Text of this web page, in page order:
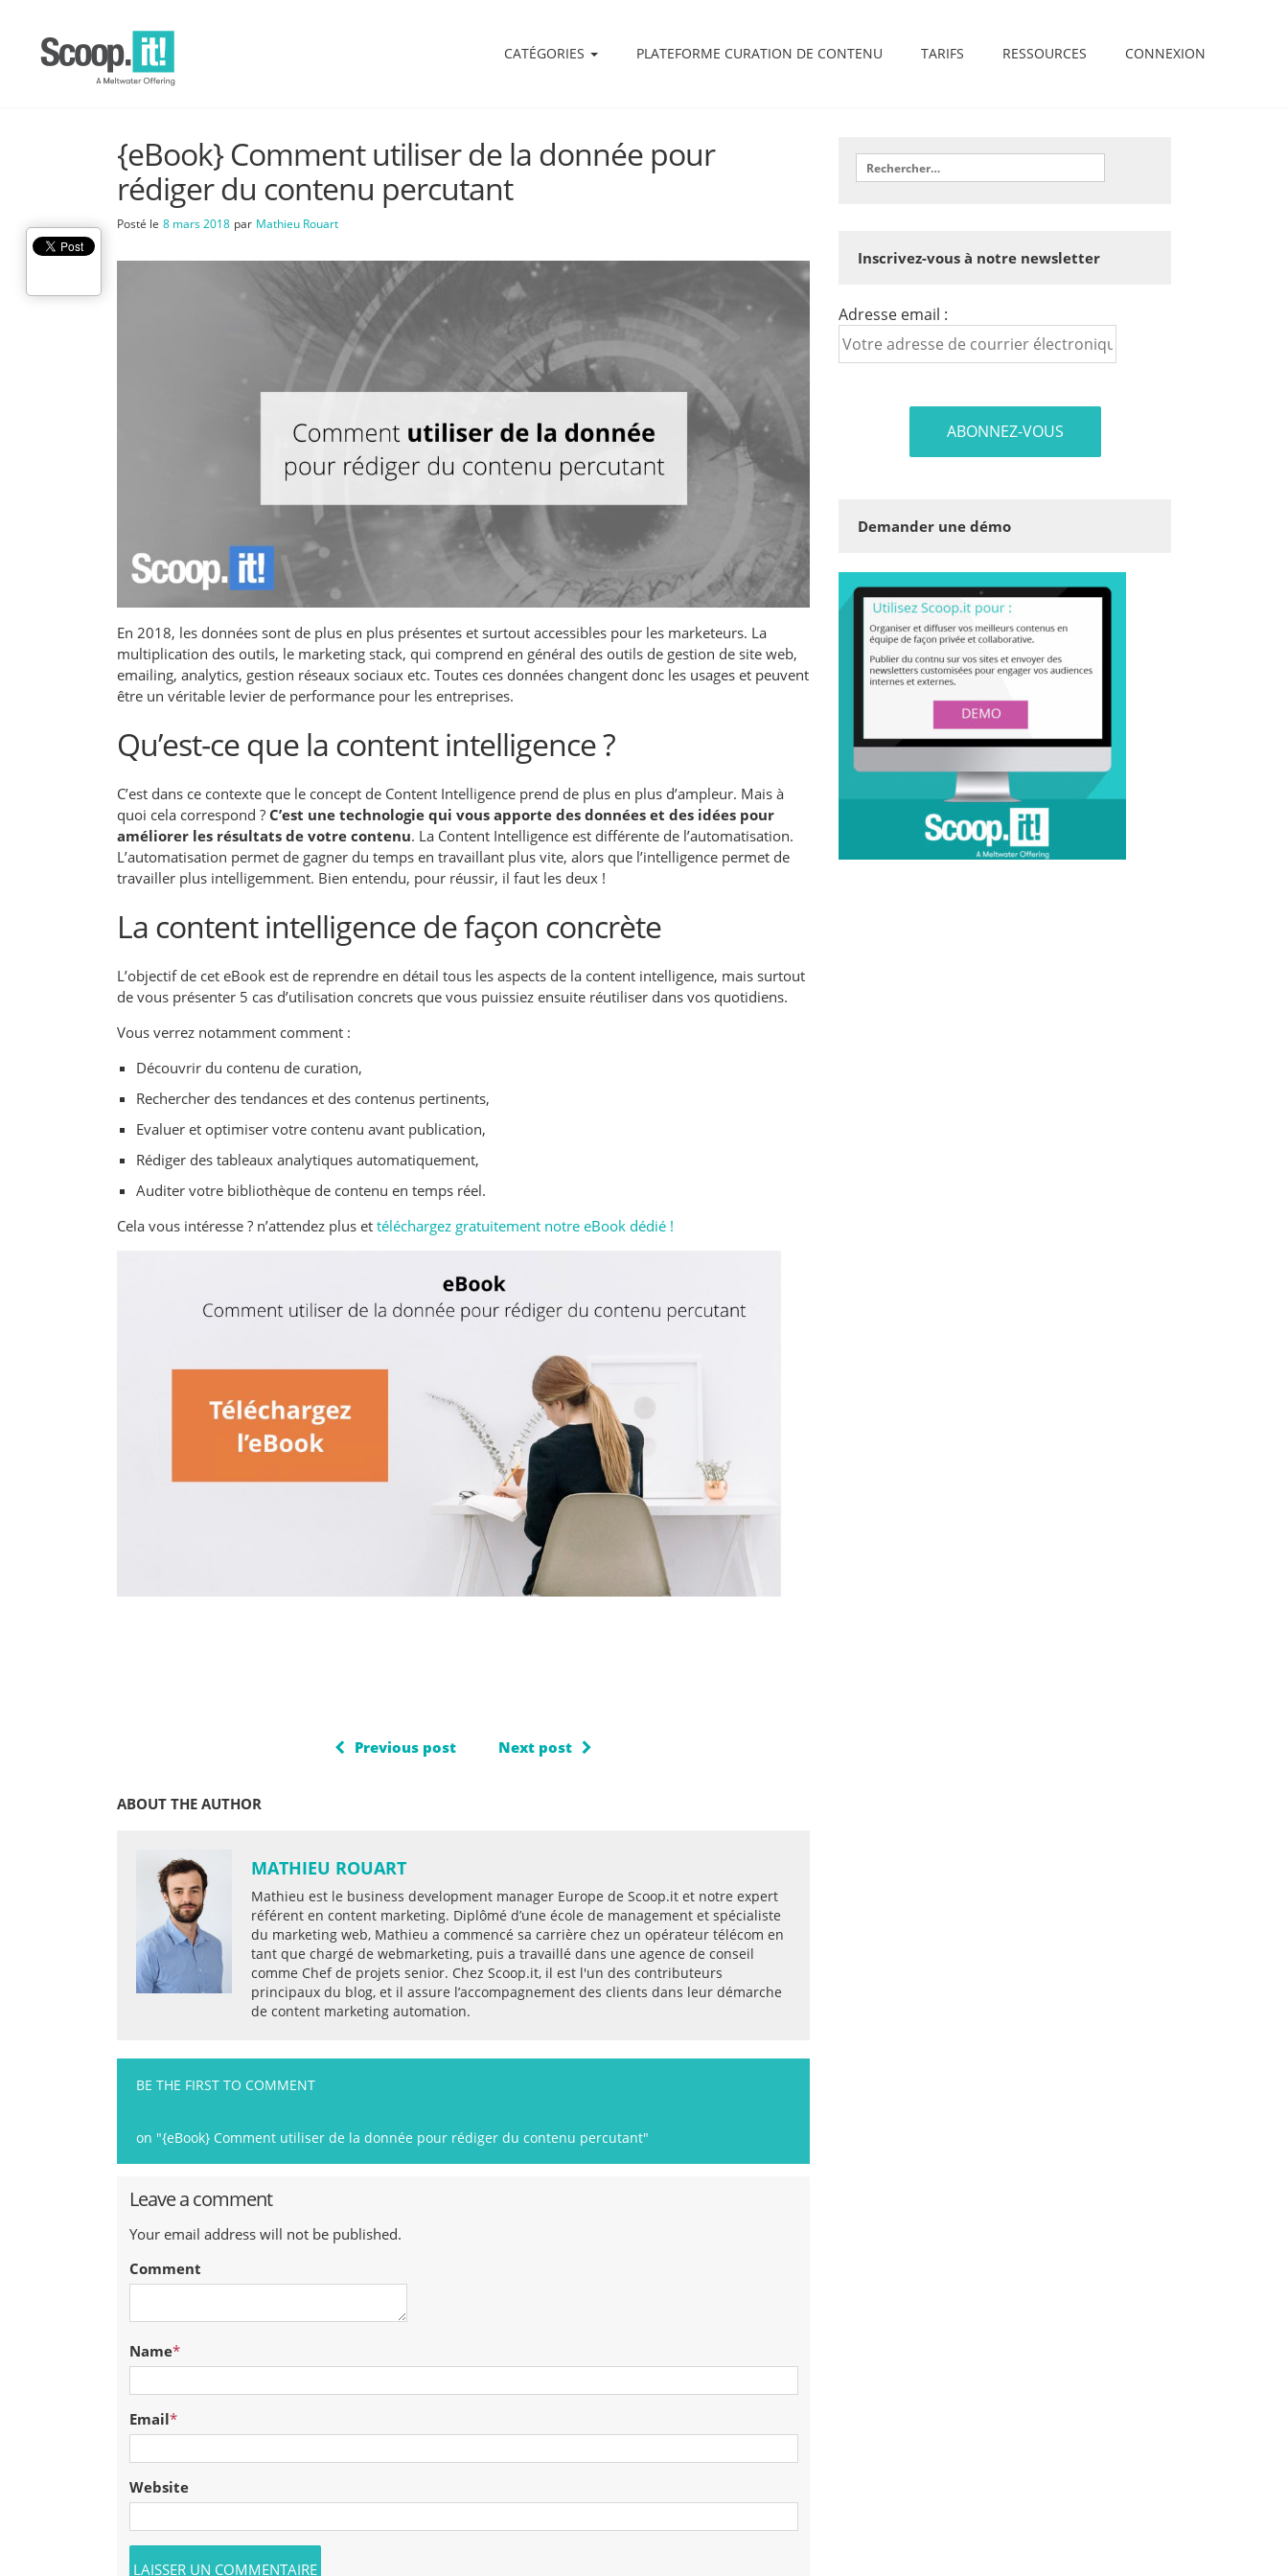
CATÉGORIES PLATEFORME CURATION DE CONTENU TARIFS RESSOURCES CONNEXION
{eBook} Comment utiliser de la donnée pour
rédiger du contenu percutant
Posté le 8 mars 2018 par Mathieu Rouart
En 2018, les données sont de plus en plus présentes et surtout accessibles pour les marketeurs. La
multiplication des outils, le marketing stack, qui comprend en général des outils de gestion de site web,
emailing, analytics, gestion réseaux sociaux etc. Toutes ces données changent donc les usages et peuvent
être un véritable levier de performance pour les entreprises.
Qu’est-ce que la content intelligence ?
C’est dans ce contexte que le concept de Content Intelligence prend de plus en plus d’ampleur. Mais à
quoi cela correspond ? C’est une technologie qui vous apporte des données et des idées pour
améliorer les résultats de votre contenu. La Content Intelligence est différente de l’automatisation.
L’automatisation permet de gagner du temps en travaillant plus vite, alors que l’intelligence permet de
travailler plus intelligemment. Bien entendu, pour réussir, il faut les deux !
La content intelligence de façon concrète
L’objectif de cet eBook est de reprendre en détail tous les aspects de la content intelligence, mais surtout
de vous présenter 5 cas d’utilisation concrets que vous puissiez ensuite réutiliser dans vos quotidiens.
Vous verrez notamment comment :
Découvrir du contenu de curation,
Rechercher des tendances et des contenus pertinents,
Evaluer et optimiser votre contenu avant publication,
Rédiger des tableaux analytiques automatiquement,
Auditer votre bibliothèque de contenu en temps réel.
Cela vous intéresse ? n’attendez plus et téléchargez gratuitement notre eBook dédié !
Previous post Next post
ABOUT THE AUTHOR
MATHIEU ROUART
Mathieu est le business development manager Europe de Scoop.it et notre expert
référent en content marketing. Diplômé d’une école de management et spécialiste
du marketing web, Mathieu a commencé sa carrière chez un opérateur télécom en
tant que chargé de webmarketing, puis a travaillé dans une agence de conseil
comme Chef de projets senior. Chez Scoop.it, il est l'un des contributeurs
principaux du blog, et il assure l’accompagnement des clients dans leur démarche
de content marketing automation.
BE THE FIRST TO COMMENT
on "{eBook} Comment utiliser de la donnée pour rédiger du contenu percutant"
Leave a comment
Your email address will not be published.
Comment
Name*
Email*
Website
Inscrivez-vous à notre newsletter
Adresse email :
Demander une démo